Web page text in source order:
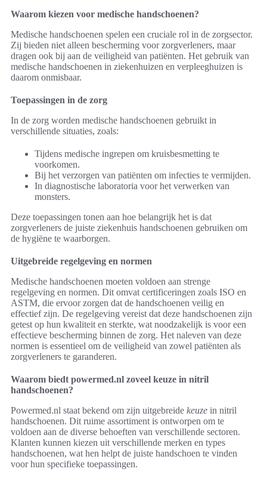
Waarom kiezen voor medische handschoenen?
Medische handschoenen spelen een cruciale rol in de zorgsector.
Zij bieden niet alleen bescherming voor zorgverleners, maar
dragen ook bij aan de veiligheid van patiënten. Het gebruik van
medische handschoenen in ziekenhuizen en verpleeghuizen is
daarom onmisbaar.
Toepassingen in de zorg
In de zorg worden medische handschoenen gebruikt in
verschillende situaties, zoals:
Tijdens medische ingrepen om kruisbesmetting te
voorkomen.
Bij het verzorgen van patiënten om infecties te vermijden.
In diagnostische laboratoria voor het verwerken van
monsters.
Deze toepassingen tonen aan hoe belangrijk het is dat
zorgverleners de juiste ziekenhuis handschoenen gebruiken om
de hygiëne te waarborgen.
Uitgebreide regelgeving en normen
Medische handschoenen moeten voldoen aan strenge
regelgeving en normen. Dit omvat certificeringen zoals ISO en
ASTM, die ervoor zorgen dat de handschoenen veilig en
effectief zijn. De regelgeving vereist dat deze handschoenen zijn
getest op hun kwaliteit en sterkte, wat noodzakelijk is voor een
effectieve bescherming binnen de zorg. Het naleven van deze
normen is essentieel om de veiligheid van zowel patiënten als
zorgverleners te garanderen.
Waarom biedt powermed.nl zoveel keuze in nitril
handschoenen?
Powermed.nl staat bekend om zijn uitgebreide keuze in nitril
handschoenen. Dit ruime assortiment is ontworpen om te
voldoen aan de diverse behoeften van verschillende sectoren.
Klanten kunnen kiezen uit verschillende merken en types
handschoenen, wat hen helpt de juiste handschoen te vinden
voor hun specifieke toepassingen.